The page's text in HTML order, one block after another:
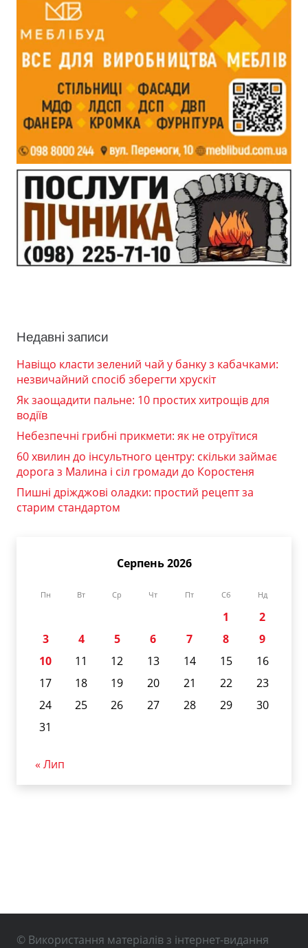
Недавні записи
Навіщо класти зелений чай у банку з кабачками:
незвичайний спосіб зберегти хрускіт
Як заощадити пальне: 10 простих хитрощів для
водіїв
Небезпечні грибні прикмети: як не отруїтися
60 хвилин до інсультного центру: скільки займає
дорога з Малина і сіл громади до Коростеня
Пишні дріжджові оладки: простий рецепт за
старим стандартом
Серпень 2026
Пн Вт Ср Чт Пт Сб Нд
1
2
3
4 5 6 7 8
9
10
11 12 13 14 15
16
17
18 19 20 21 22
23
24
25 26 27 28 29
30
31
« Лип
© Використання матеріалів з інтернет-видання